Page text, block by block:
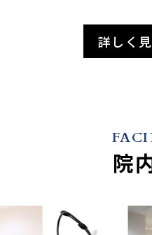
詳しく
院